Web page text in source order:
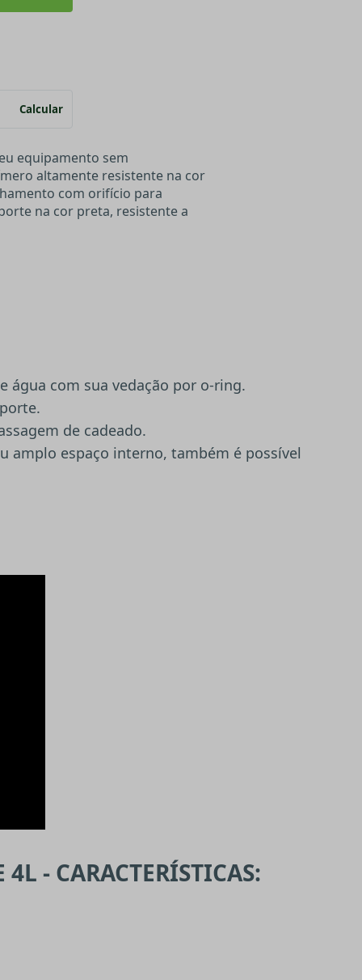
Calcular
equipamento sem
altamente resistente na cor
com orifício para
na cor preta, resistente a
água com sua vedação por o-ring.
de cadeado.
amplo espaço interno, também é possível
- CARACTERÍSTICAS: